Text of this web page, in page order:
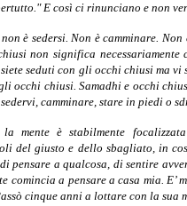
E così ci rinunciano e non
è sedersi. Non è camminare.
non significa
seduti con gli occhi chiusi ma
occhi chiusi. Samadhi e occhi
camminare, stare in piedi o
mente è stabilmente
del giusto e dello sbagliato, in
pensare a qualcosa, di sentire
comincia a pensare a casa mia.
cinque anni a lottare con la sua